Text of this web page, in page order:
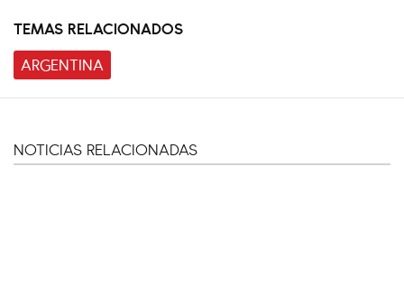
TEMAS RELACIONADOS
ARGENTINA
NOTICIAS RELACIONADAS